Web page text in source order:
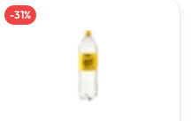
-31%